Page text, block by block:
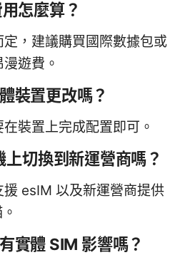
怎麼算？
，建議購買國際數據包或
遊費。
裝置更改嗎？
裝置上完成配置即可。
切換到新運營商嗎？
esIM 以及新運營商提供
實體 SIM 影響嗎？